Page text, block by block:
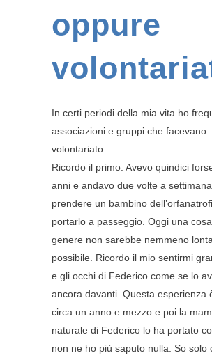
oppure
In certi periodi della mia vita ho
associazioni e gruppi che facevano
volontariato.
Ricordo il primo. Avevo quindici
anni e andavo due volte a
prendere un bambino
portarlo a passeggio. Oggi una
genere non sarebbe nemmeno
possibile. Ricordo il mio sentirmi
e gli occhi di Federico come se lo
ancora davanti. Questa esperienza
circa un anno e mezzo e poi la
naturale di Federico lo ha portato
non ne ho più saputo nulla. So solo